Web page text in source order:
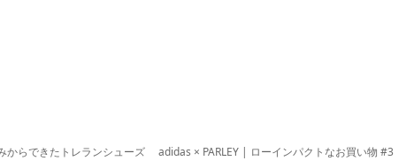
からできたトレランシューズ adidas × PARLEY | ローインパクトなお買い物 #3